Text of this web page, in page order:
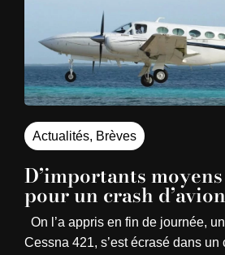
Actualités, Brèves
D’importants
pour un crash
On l’a appris en fin de journée,
Cessna 421, s’est écrasé dans un